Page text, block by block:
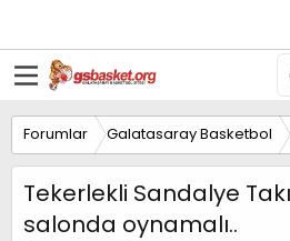
Forumlar Galatasaray Basketbol
Tekerlekli Sandalye
salonda oynamalı..